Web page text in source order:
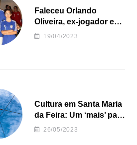
Faleceu Orlando
Oliveira, ex-jogador e
treinador da formação
19/04/2023
Cultura em Santa Maria
da Feira: Um ‘mais’ para
o Concelho
26/05/2023